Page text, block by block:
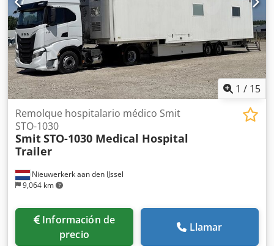
1 / 15
Nieuwerkerk aan den IJssel
9,064 km
Remolque hospitalario médico Smit
STO-1030
SmitSTO-1030 Medical Hospital
Trailer
Información de
precio
Llamar